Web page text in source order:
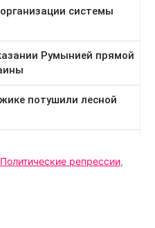
Политические репрессии,